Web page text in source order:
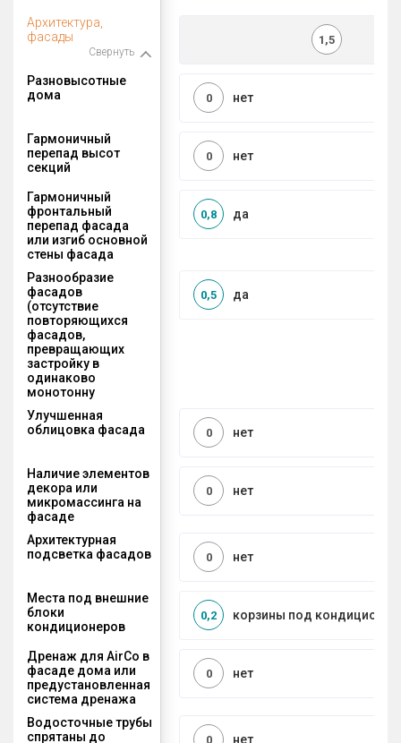
Архитектура,
фасады
Свернуть
1,5
Разновысотные
дома
нет
0
Гармоничный
перепад высот
секций
нет
0
Гармоничный
фронтальный
перепад фасада
или изгиб основной
стены фасада
да
0,8
Разнообразие
фасадов
(отсутствие
повторяющихся
фасадов,
превращающих
застройку в
одинаково
монотонну
да
0,5
Улучшенная
облицовка фасада
нет
0
Наличие элементов
декора или
микромассинга на
фасаде
нет
0
Архитектурная
подсветка фасадов
нет
0
Места под внешние
блоки
кондиционеров
корзины под
0,2
Дренаж для AirCo в
фасаде дома или
предустановленная
система дренажа
нет
0
Водосточные трубы
спрятаны до
нет
0